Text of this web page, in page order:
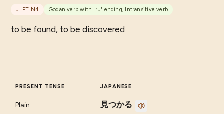
JLPT N4 Godan verb with 'ru' ending, Intransitive verb
to be found, to be discovered
PRESENT TENSE JAPANESE
Plain 見つかる